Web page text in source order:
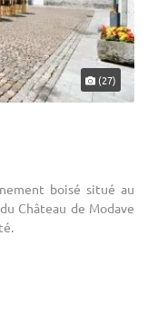
(27)
boisé situé au
Château de Modave